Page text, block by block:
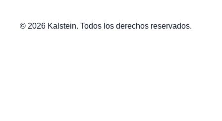
© 2026 Kalstein. Todos los derechos reservados.